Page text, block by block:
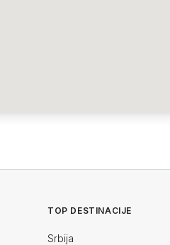
TOP DESTINACIJE
Srbija